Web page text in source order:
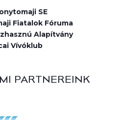
SE
Fiatalok Fóruma
Alapítvány
Vívóklub
PARTNEREINK